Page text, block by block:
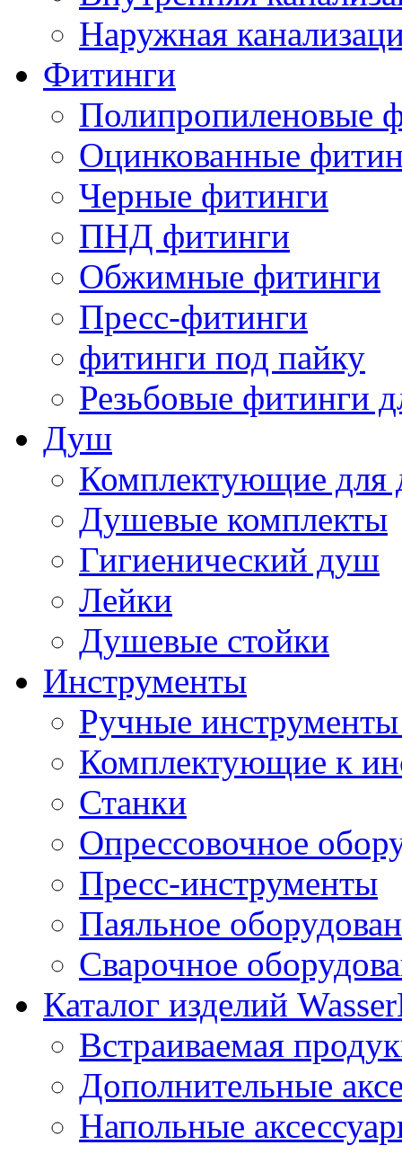
Наружная
Фитинги
Полипропиленовые
Оцинкованные
Черные фитинги
ПНД фитинги
Обжимные фитинги
Пресс-фитинги
фитинги под пайку
Резьбовые фитинги
Душ
Комплектующие для
Душевые комплекты
Гигиенический душ
Лейки
Душевые стойки
Инструменты
Ручные
Комплектующие к
Станки
Опрессовочное
Пресс-инструменты
Паяльное
Сварочное
Каталог изделий
Встраиваемая
Дополнительные
Напольные